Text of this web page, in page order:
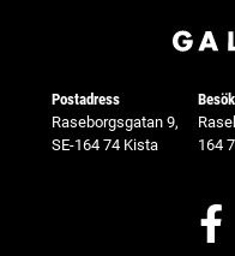
Postadress
Raseborgsgatan 9,
SE-164 74 Kista
164